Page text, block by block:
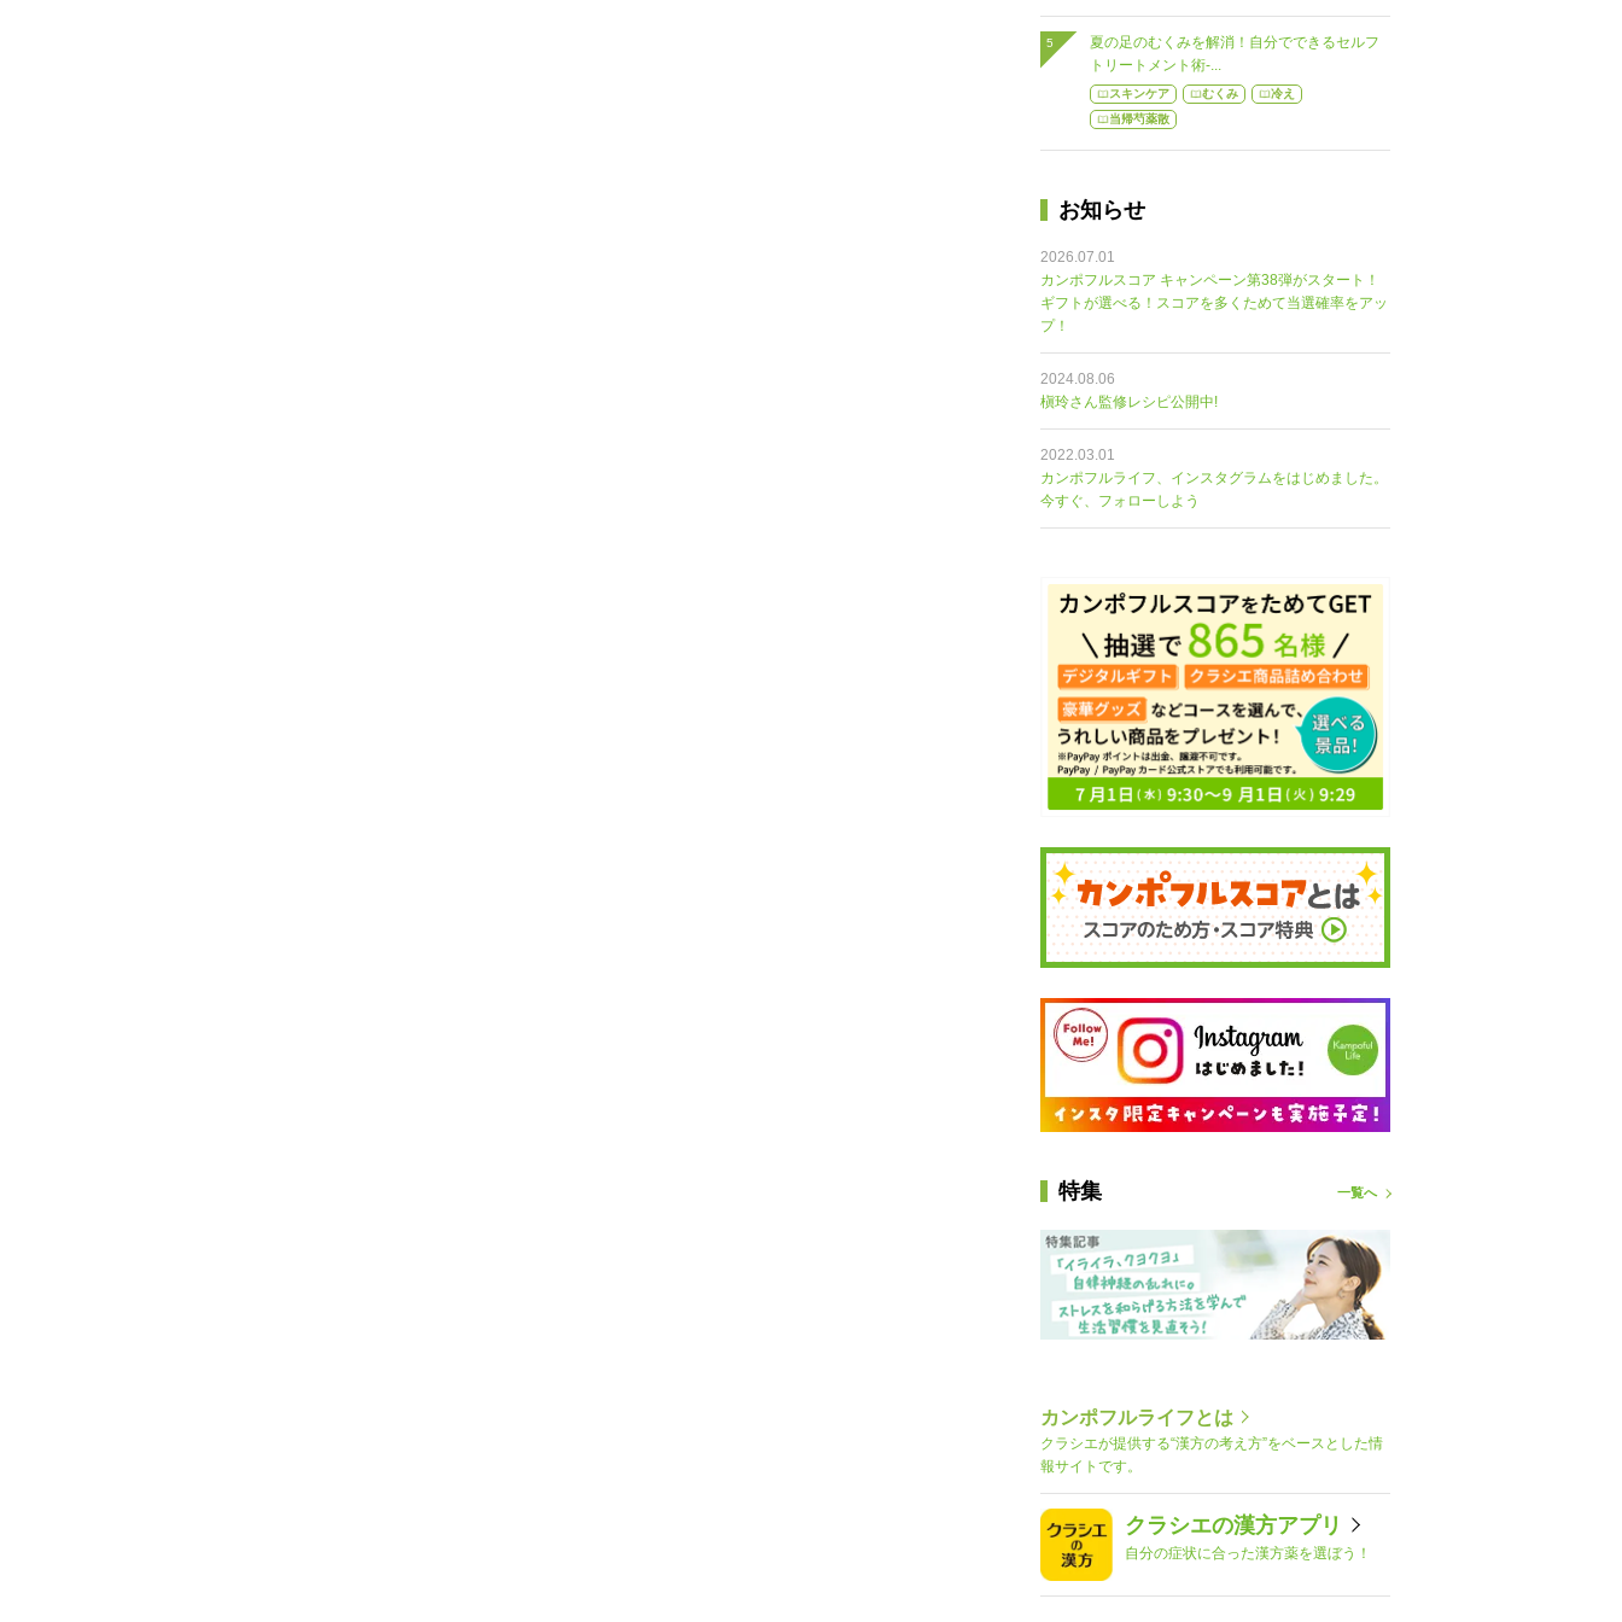
夏の足のむくみを解消！自分でできるセルフ
トリートメント術-...
スキンケア むくみ
冷え
当帰芍薬散
お知らせ
2026.07.01
カンポフルスコア キャンペーン第38弾がスタート！
ギフトが選べる！スコアを多くためて当選確率をアッ
プ！
2024.08.06
槇玲さん監修レシピ公開中!
2022.03.01
カンポフルライフ、インスタグラムをはじめました。
今すぐ、フォローしよう
特集 一覧へ
カンポフルライフとは
クラシエが提供する“漢方の考え方”をベースとした情
報サイトです。
クラシエの漢方アプリ
自分の症状に合った漢方薬を選ぼう！